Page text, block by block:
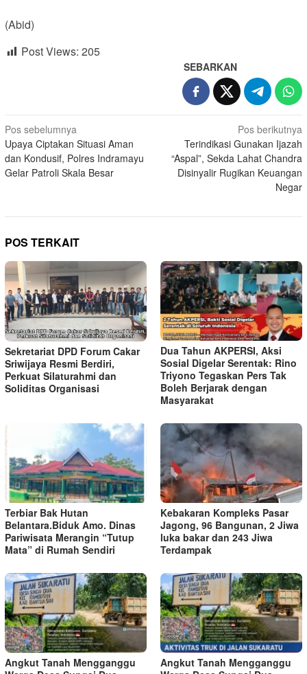
(Abid)
Post Views: 205
SEBARKAN
Navigasi
pos
Pos sebelumnya
Upaya Ciptakan Situasi Aman
dan Kondusif, Polres Indramayu
Gelar Patroli Skala Besar
Pos berikutnya
Terindikasi Gunakan Ijazah
“Aspal”, Sekda Lahat Chandra
Disinyalir Rugikan Keuangan
Negar
POS TERKAIT
Sekretariat DPD Forum Cakar
Sriwijaya Resmi Berdiri,
Perkuat Silaturahmi dan
Soliditas Organisasi
Dua Tahun AKPERSI, Aksi
Sosial Digelar Serentak: Rino
Triyono Tegaskan Pers Tak
Boleh Berjarak dengan
Masyarakat
Terbiar Bak Hutan
Belantara.Biduk Amo. Dinas
Pariwisata Merangin “Tutup
Mata” di Rumah Sendiri
Kebakaran Kompleks Pasar
Jagong, 96 Bangunan, 2 Jiwa
luka bakar dan 243 Jiwa
Terdampak
Angkut Tanah Mengganggu
Angkut Tanah Mengganggu